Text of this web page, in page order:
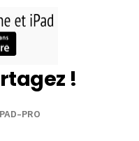
!
PRO